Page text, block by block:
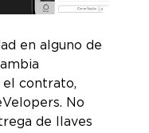
en alguno de
contrato,
No
de llaves